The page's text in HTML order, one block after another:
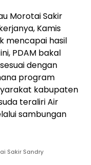
Morotai Sakir
Kamis
mencapai hasil
PDAM bakal
dengan
program
kabupaten
teraliri Air
sambungan
Sakir Sandry